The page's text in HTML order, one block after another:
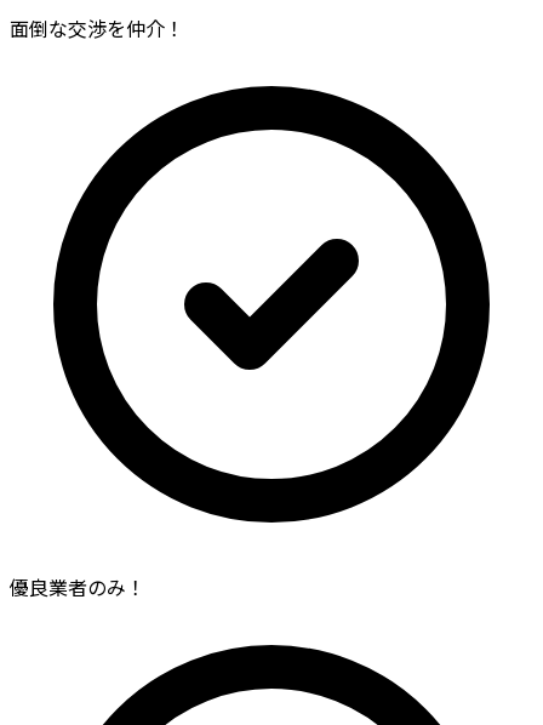
面倒な交渉を仲介！
優良業者のみ！